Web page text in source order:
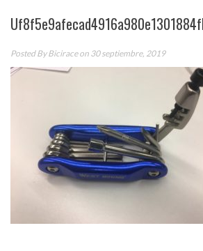
Posted ByBiciraceon 30 septiembre, 2019